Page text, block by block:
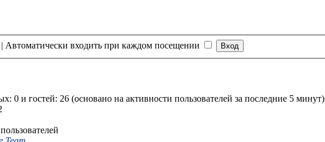
| Автоматически входить при каждом посещении
0 и гостей: 26 (основано на активности пользователей за последние 5 минут)